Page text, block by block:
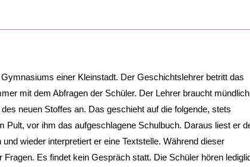
einer Kleinstadt. Der Geschichtslehrer betritt das
mit dem Abfragen der Schüler. Der Lehrer braucht
neuen Stoffes an. Das geschieht auf die folgende, stets
Pult, vor ihm das aufgeschlagene Schulbuch. Daraus liest er
wieder interpretiert er eine Textstelle. Während dieser
Es findet kein Gespräch statt. Die Schüler hören